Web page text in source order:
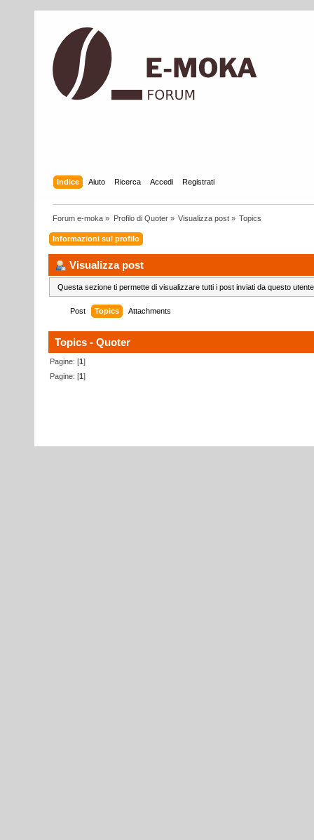
Indice Aiuto Ricerca Accedi Registrati
Forum e-moka » Profilo di Quoter» Visualizza post» Topics
Informazioni sul profilo
Visualizza post
Questa sezione ti permette di visualizzare tutti i post inviati da questo
Post Topics Attachments
Topics - Quoter
Pagine: [1]
Pagine: [1]